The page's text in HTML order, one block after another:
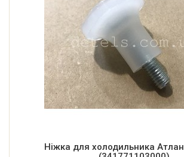
Ніжка для холодильника